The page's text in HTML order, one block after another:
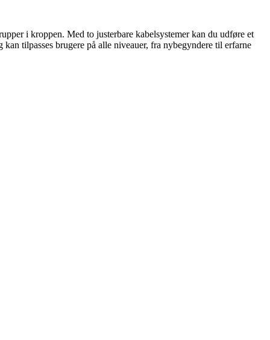
i kroppen. Med to justerbare kabelsystemer kan du udføre et
tilpasses brugere på alle niveauer, fra nybegyndere til erfarne